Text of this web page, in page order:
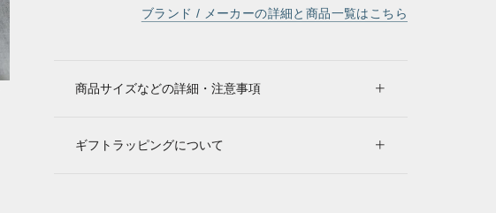
ブランド / メーカーの詳細と商品一覧はこちら
商品サイズなどの詳細・注意事項
ギフトラッピングについて